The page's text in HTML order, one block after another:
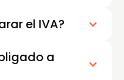
el IVA?
a